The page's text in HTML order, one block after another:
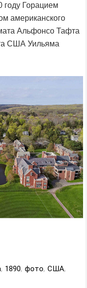
году Горацием
американского
Альфонсо Тафта
США Уильяма
, 1890, фото, США,